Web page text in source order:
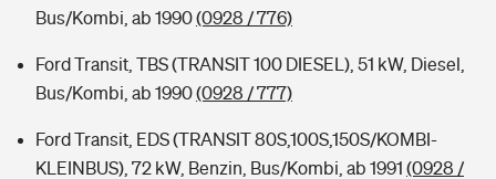
Bus/Kombi, ab 1990(0928 / 776)
Ford Transit, TBS (TRANSIT 100 DIESEL), 51 kW, Diesel,
Bus/Kombi, ab 1990(0928 / 777)
Ford Transit, EDS (TRANSIT 80S,100S,150S/KOMBI-
KLEINBUS), 72 kW, Benzin, Bus/Kombi, ab 1991 (0928 /